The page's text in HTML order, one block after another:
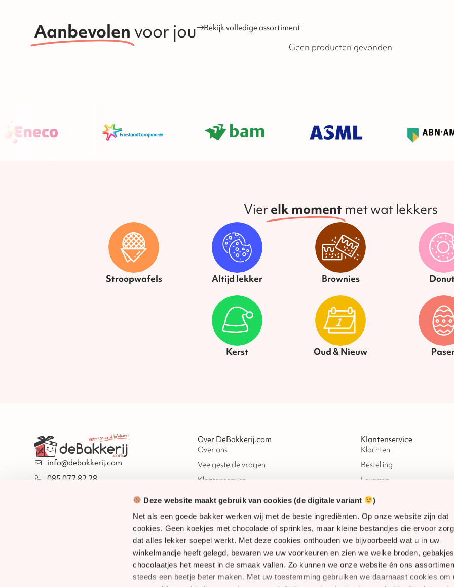
Deze website maakt gebruik van cookies (de digitale variant
)
Net als een goede bakker werken wij met de beste ingrediënten. Op onze website zijn dat
cookies. Geen koekjes met chocolade of sprinkles, maar kleine bestandjes die ervoor
dat alles lekker soepel werkt. Met deze cookies onthouden we bijvoorbeeld wat u in uw
winkelmandje heeft gelegd, bewaren we uw voorkeuren en zien we welke broden,
chocolaatjes het meest in de smaak vallen. Zo kunnen we onze website én ons
steeds een beetje beter maken. Met uw toestemming gebruiken we daarnaast cookies om
Aanbevolen voor jou Bekijk volledige assortiment
Geen producten gevonden
Vier elk moment met wat lekkers
Stroopwafels Altijd lekker Brownies
Kerst Oud & Nieuw
info@debakkerij.com
085 077 82 28
BTW: NL868167988B01
Over DeBakkerij.com
Over ons
Veelgestelde vragen
Klantenservice
Duurzaamheid
Veilig betalen
Snel verzonden
Klantenservice
Klachten
Bestelling
Levering
Verzending
Betaling